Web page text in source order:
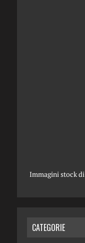
Immagini stock di
CATEGORIE